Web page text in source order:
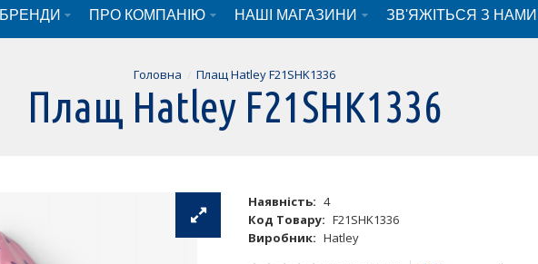
БРЕНДИ ПРО КОМПАНІЮ НАШI МАГАЗИНИ ЗВ'ЯЖІТЬСЯ З НАМИ
Головна Плащ Hatley F21SHK1336
Плащ Hatley F21SHK1336
Наявність: 4
Код Товару: F21SHK1336
Виробник: Hatley